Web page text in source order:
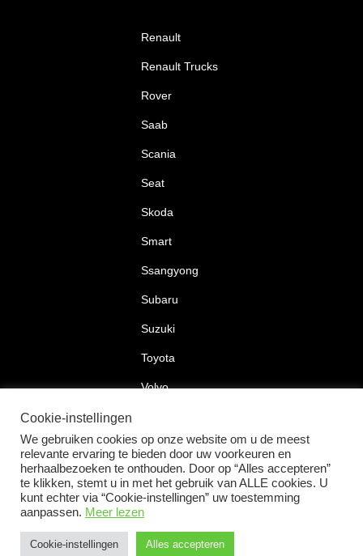
Renault
Renault Trucks
Rover
Saab
Scania
Seat
Skoda
Smart
Ssangyong
Subaru
Suzuki
Toyota
Volvo
2026 © Car Lock Systems
Cookie-instellingen
We gebruiken cookies op onze website om u de meest
relevante ervaring te bieden door uw voorkeuren en
herhaalbezoeken te onthouden. Door op “Alles accepteren”
te klikken, stemt u in met het gebruik van ALLE cookies. U
kunt echter via “Cookie-instellingen” uw toestemming
aanpassen. Meer lezen
Cookie-instellingen Alles accepteren